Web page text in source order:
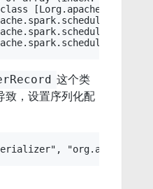
这个类
致，设置序列化配